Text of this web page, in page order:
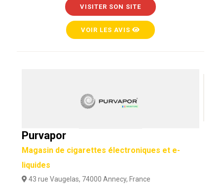
VISITER SON SITE
VOIR LES AVIS
Purvapor
Magasin de cigarettes électroniques et e-
liquides
43 rue Vaugelas, 74000 Annecy, France